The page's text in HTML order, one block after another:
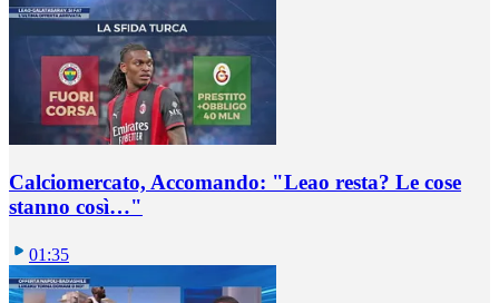
Calciomercato, Accomando: "Leao resta? Le cose
stanno così…"
01:35